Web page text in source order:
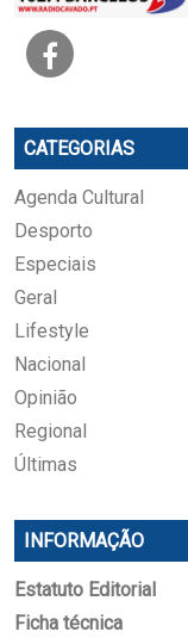
CATEGORIAS
Agenda Cultural
Desporto
Especiais
Geral
Lifestyle
Nacional
Opinião
Regional
Últimas
INFORMAÇÃO
Estatuto Editorial
Ficha técnica